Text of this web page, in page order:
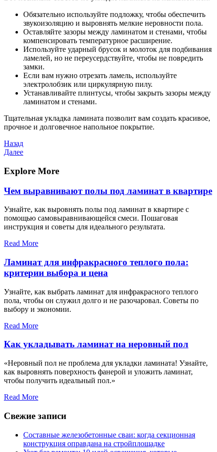
Обязательно используйте подложку, чтобы обеспечить
звукоизоляцию и выровнять мелкие неровности пола.
Оставляйте зазоры между ламинатом и стенами, чтобы
компенсировать температурное расширение.
Используйте ударный брусок и молоток для подбивания
ламелей, но не переусердствуйте, чтобы не повредить
замки.
Если вам нужно отрезать ламель, используйте
электролобзик или циркулярную пилу.
Устанавливайте плинтусы, чтобы закрыть зазоры между
ламинатом и стенами.
Тщательная укладка ламината позволит вам создать красивое,
прочное и долговечное напольное покрытие.
Навигация
по
записям
Предыдущая
запись
Назад
Следующая
Далее
Explore More
Чем выравнивают полы под ламинат в квартире
Узнайте, как выровнять полы под ламинат в квартире с
помощью самовыравнивающейся смеси. Пошаговая
инструкция и советы для идеального результата.
Read More
Ламинат для инфракрасного теплого пола:
критерии выбора и цена
Узнайте, как выбрать ламинат для инфракрасного теплого
пола, чтобы он служил долго и не разочаровал. Советы по
выбору и экономии.
Read More
Как укладывать ламинат на неровный пол
«Неровный пол не проблема для укладки ламината! Узнайте,
как выровнять поверхность фанерой и уложить ламинат,
чтобы получить идеальный пол.»
Read More
Свежие записи
Составные железобетонные сваи: когда секционная
конструкция оправдана на стройплощадке